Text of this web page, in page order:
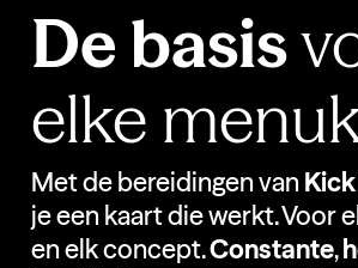
De basis
elke
Met de bereidingen van
je een kaart die werkt. Voor
en elk concept.Constante,